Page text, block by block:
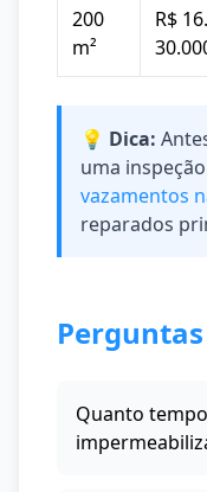
200
m²
R$
💡 Dica:
uma
vazamentos
reparados
Quanto